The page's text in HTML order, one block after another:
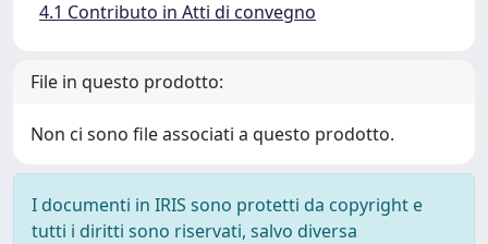
4.1 Contributo in Atti di convegno
File in questo prodotto:
Non ci sono file associati a questo prodotto.
I documenti in IRIS sono protetti da copyright e
tutti i diritti sono riservati, salvo diversa